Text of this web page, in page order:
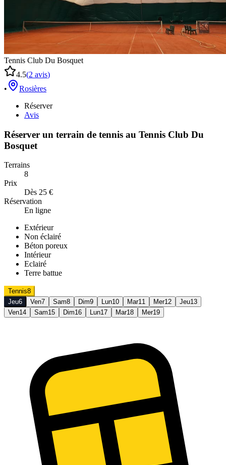
Tennis Club Du Bosquet
4.5(2 avis)
•
Rosières
Réserver
Avis
Réserver un terrain de tennis au Tennis Club Du
Bosquet
Terrains
8
Prix
Dès 25 €
Réservation
En ligne
Extérieur
Non éclairé
Béton poreux
Intérieur
Eclairé
Terre battue
Tennis8
Jeu6 Ven7 Sam8 Dim9 Lun10 Mar11 Mer12 Jeu13
Ven14 Sam15 Dim16 Lun17 Mar18 Mer19